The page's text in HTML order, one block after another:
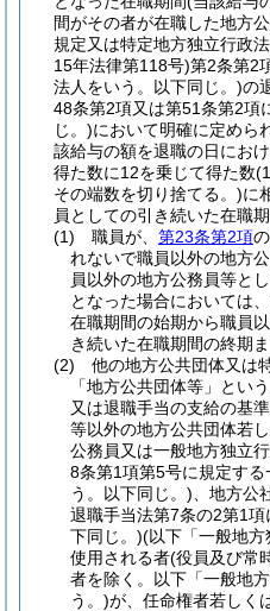
間がその者が在職した地方
規定又は特定地方独立行政法
15年法律第118号)第2条第2
法人をいう。以下同じ。)の
48条第2項又は第51条第2項
じ。)において明確に定めら
該給与の額を退職の日にお
得た数に12を乗じて得た数
その端数を切り捨てる。)に
員としての引き続いた在職
(1)
職員が、 第23条第2項
れないで職員以外の地方
員以外の地方公務員等と
となった場合においては
在職期間の始期から職員
き続いた在職期間の終期
(2)
他の地方公共団体又は
「地方公共団体等」とい
又は退職手当の支給の基
等以外の地方公共団体若
公務員又は一般地方独立
8条第1項第5号に規定す
う。以下同じ。) 、地方公
退職手当法第7条の2第1
下同じ。)(以下「一般地
使用される者(役員及び常
者を除く。以下「一般地
う。)が、任命権者若しく